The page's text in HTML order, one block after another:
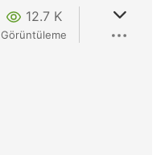
12.7 K
Görüntüleme